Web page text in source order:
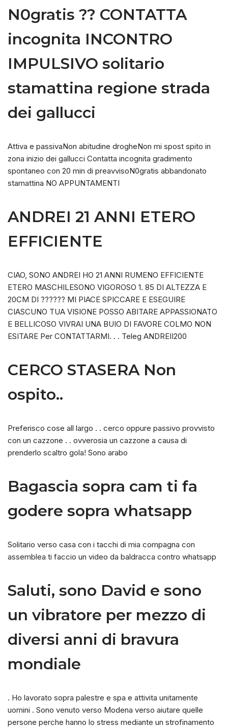
N0gratis ?? CONTATTA
incognita INCONTRO
IMPULSIVO solitario
stamattina regione strada
dei gallucci
Attiva e passivaNon abitudine drogheNon mi spost spito in
zona inizio dei gallucci Contatta incognita gradimento
spontaneo con 20 min di preavvisoN0gratis abbandonato
stamattina NO APPUNTAMENTI
ANDREI 21 ANNI ETERO
EFFICIENTE
CIAO, SONO ANDREI HO 21 ANNI RUMENO EFFICIENTE
ETERO MASCHILESONO VIGOROSO 1. 85 DI ALTEZZA E
20CM DI ?????? MI PIACE SPICCARE E ESEGUIRE
CIASCUNO TUA VISIONE POSSO ABITARE APPASSIONATO
E BELLICOSO VIVRAI UNA BUIO DI FAVORE COLMO NON
ESITARE Per CONTATTARMI. . . Teleg ANDREII200
CERCO STASERA Non
ospito..
Preferisco cose all largo . . cerco oppure passivo provvisto
con un cazzone . . ovverosia un cazzone a causa di
prenderlo scaltro gola! Sono arabo
Bagascia sopra cam ti fa
godere sopra whatsapp
Solitario verso casa con i tacchi di mia compagna con
assemblea ti faccio un video da baldracca contro whatsapp
Saluti, sono David e sono
un vibratore per mezzo di
diversi anni di bravura
mondiale
. Ho lavorato sopra palestre e spa e attivita unitamente
uomini . Sono venuto verso Modena verso aiutare quelle
persone perche hanno lo stress mediante un strofinamento